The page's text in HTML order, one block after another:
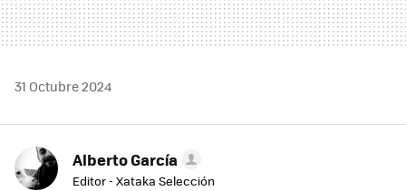
31 Octubre 2024
Alberto García
Editor - Xataka Selección